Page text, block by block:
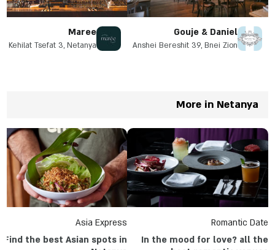
Gouje & Daniel
Anshei Bereshit 39, Bnei Zion
Maree
Kehilat Tsefat 3, Netanya
More in Netanya
Romantic Date
In the mood for love? all the
Asia Express
Find the best Asian spots in